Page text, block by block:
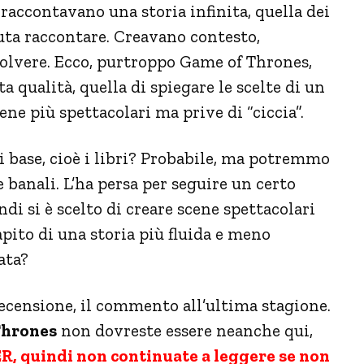
una storia infinita, quella dei
raccontare. Creavano contesto,
Ecco, purtroppo Game of Thrones,
qualità, quella di spiegare le scelte di un
più spettacolari ma prive di “ciccia”.
cioè i libri? Probabile, ma potremmo
L’ha persa per seguire un certo
si è scelto di creare scene spettacolari
di una storia più fluida e meno
il commento all’ultima stagione.
non dovreste essere neanche qui,
quindi non continuate a leggere se non